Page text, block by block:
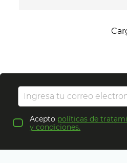
Acepto políticas de
y condiciones.